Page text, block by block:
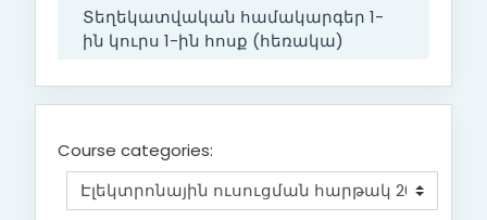
Տեղեկատվական համակարգեր 1-
ին կուրս 1-ին հոսք (հեռակա)
Course categories: